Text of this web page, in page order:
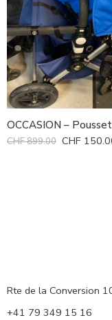
CHF899.00 CHF
Rte de la Conversion
+41 79 349 15 16